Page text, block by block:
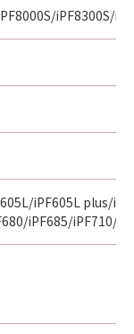
iPF8300S/
iPF605L plus/
iPF685/iPF710/